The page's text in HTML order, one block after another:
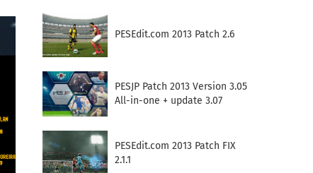
PESEdit.com 2013 Patch 2.6
PESJP Patch 2013 Version 3.05
All-in-one + update 3.07
PESEdit.com 2013 Patch FIX
2.1.1